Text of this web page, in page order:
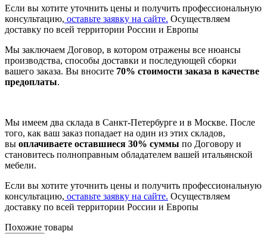
Если вы хотите уточнить цены и получить профессиональную
консультацию, оставьте заявку на сайте. Осуществляем
доставку по всей территории России и Европы
Мы заключаем Договор, в котором отражены все нюансы
производства, способы доставки и последующей сборки
вашего заказа. Вы вносите 70% стоимости заказа в качестве
предоплаты.
Мы имеем два склада в Санкт-Петербурге и в Москве. После
того, как ваш заказ попадает на один из этих складов,
вы оплачиваете оставшиеся 30% суммы по Договору и
становитесь полноправным обладателем вашей итальянской
мебели.
Если вы хотите уточнить цены и получить профессиональную
консультацию, оставьте заявку на сайте. Осуществляем
доставку по всей территории России и Европы
Похожие товары